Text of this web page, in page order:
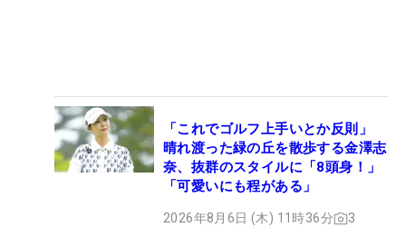
「これでゴルフ上手いとか反則」
晴れ渡った緑の丘を散歩する金澤志
奈、抜群のスタイルに「8頭身！」
「可愛いにも程がある」
2026年8月6日 (木) 11時36分 3